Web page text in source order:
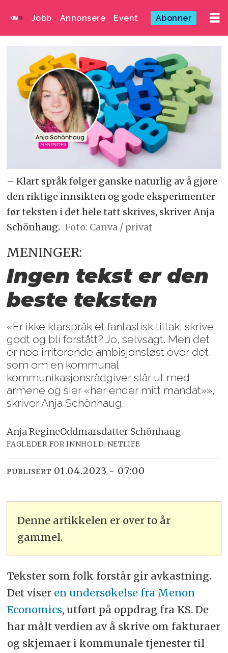
Jobb Annonsere Event Abonner
– Klart språk følger ganske naturlig av å gjøre
den riktige innsikten og gode eksperimenter
før teksten i det hele tatt skrives, skriver Anja
Schönhaug. Foto: Canva / privat
MENINGER:
Ingen tekst er den
beste teksten
«Er ikke klarspråk et fantastisk tiltak, skrive
godt og bli forstått? Jo, selvsagt. Men det
er noe irriterende ambisjonsløst over det,
som om en kommunal
kommunikasjonsrådgiver slår ut med
armene og sier «her ender mitt mandat»»,
skriver Anja Schönhaug.
Anja RegineOddmarsdatter Schönhaug
FAGLEDER FOR INNHOLD, NETLIFE
PUBLISERT 01.04.2023 - 07:00
Denne artikkelen er over to år
gammel.
Tekster som folk forstår gir avkastning.
Det viser en undersøkelse fra Menon
Economics, utført på oppdrag fra KS. De
har målt verdien av å skrive om fakturaer
og skjemaer i kommunale tjenester til